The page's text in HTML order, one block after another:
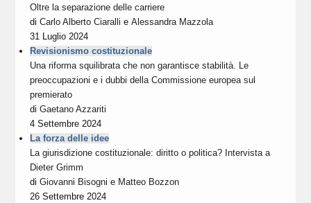
Oltre la separazione delle carriere
diCarlo Alberto Ciaralli eAlessandra Mazzola
31 Luglio 2024
Revisionismo costituzionale
Una riforma squilibrata che non garantisce stabilità. Le
preoccupazioni e i dubbi della Commissione europea sul
premierato
diGaetano Azzariti
4 Settembre 2024
La forza delle idee
La giurisdizione costituzionale: diritto o politica? Intervista a
Dieter Grimm
diGiovanni Bisogni e Matteo Bozzon
26 Settembre 2024